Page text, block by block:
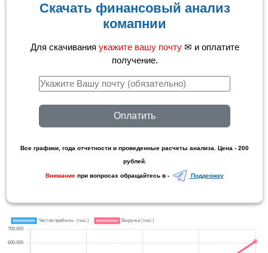
Скачать финансовый анализ
комапнии
Для скачивания укажите вашу почту✉ и оплатите
получение.
Оплатить
Все графики, года отчетности и проведенные расчеты анализа. Цена - 200
рублей.
Внимание при вопросах обращайтесь в - Поддержку